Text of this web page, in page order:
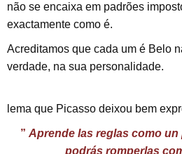
não se encaixa em padrões
exactamente como é.
Acreditamos que cada um é Belo
verdade, na sua personalidade.
lema que Picasso deixou bem
” Aprende las reglas como
podrás romperlas